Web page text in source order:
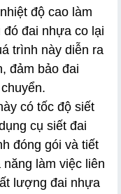
độ cao làm
đai nhựa co lại
trình này diễn ra
đảm bảo đai
có tốc độ siết
cụ siết đai
đóng gói và tiết
làm việc liên
lượng đai nhựa